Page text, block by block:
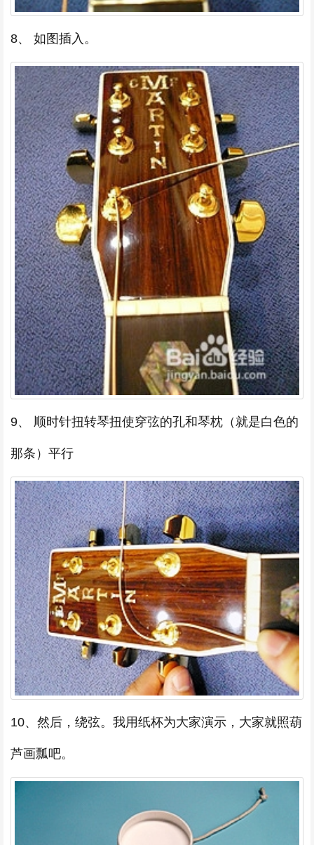
8、 如图插入。
9、 顺时针扭转琴扭使穿弦的孔和琴枕（就是白色的
那条）平行
10、然后，绕弦。我用纸杯为大家演示，大家就照葫
芦画瓢吧。